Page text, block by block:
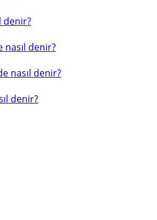
denir?
denir?
nasıl denir?
denir?